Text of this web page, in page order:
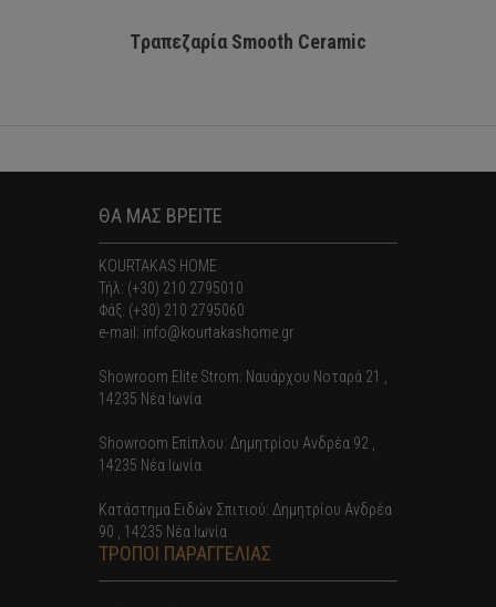
Tραπεζαρία Smooth Ceramic
ΘΑ ΜΑΣ ΒΡΕΙΤΕ
KOURTAKAS HOME
Τήλ: (+30) 210 2795010
Φάξ: (+30) 210 2795060
e-mail: info@kourtakashome.gr
Showroom Elite Strom: Nαυάρχου Νοταρά 21 ,
14235 Νέα Ιωνία
Showroom Επίπλου: Δημητρίου Ανδρέα 92 ,
14235 Νέα Ιωνία
Κατάστημα Ειδών Σπιτιού: Δημητρίου Ανδρέα
90 , 14235 Νέα Ιωνία
ΤΡΟΠΟΙ ΠΑΡΑΓΓΕΛΙΑΣ